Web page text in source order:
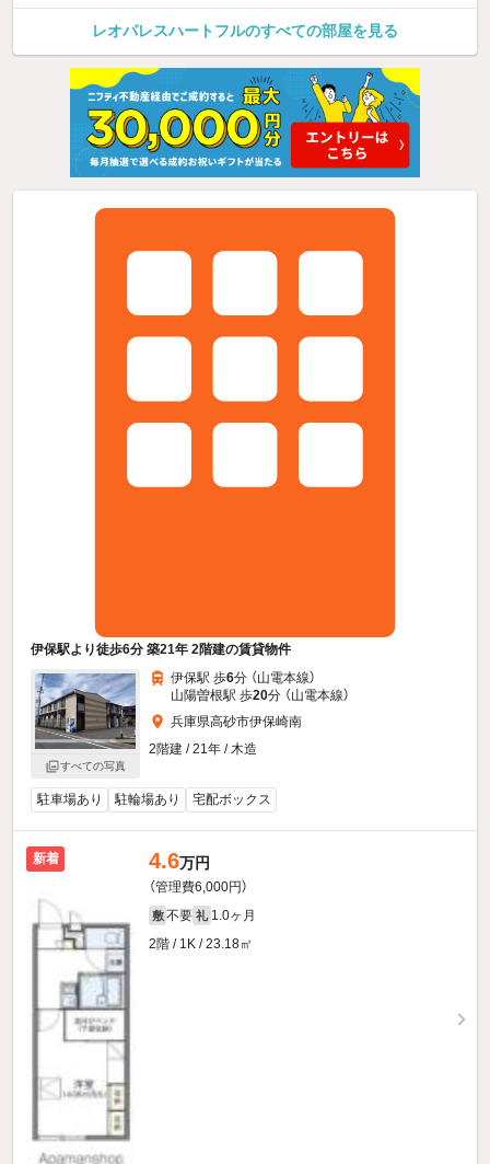
レオパレスハートフルのすべての部屋を見る
伊保駅より徒歩6分 築21年 2階建の賃貸物件
すべての写真
伊保駅 歩6分 （山電本線）
山陽曽根駅 歩20分 （山電本線）
兵庫県高砂市伊保崎南
2階建 / 21年 / 木造
駐車場あり 駐輪場あり 宅配ボックス
新着 4.6万円
（管理費6,000円）
敷 不要 礼 1.0ヶ月
2階 / 1K / 23.18㎡